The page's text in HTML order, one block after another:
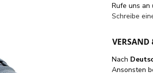
Rufe uns
Schreibe
VERSAND
Nach
Ansonsten